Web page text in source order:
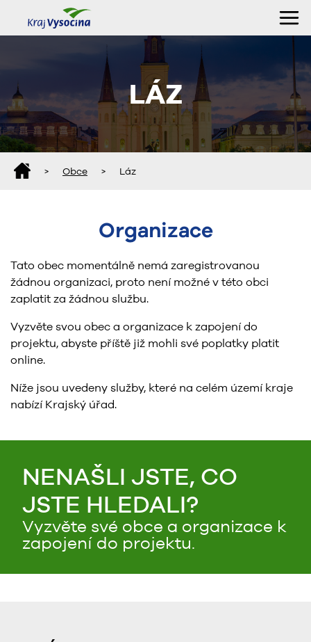
LÁZ
> Obce > Láz
Organizace
Tato obec momentálně nemá zaregistrovanou
žádnou organizaci, proto není možné v této obci
zaplatit za žádnou službu.
Vyzvěte svou obec a organizace k zapojení do
projektu, abyste příště již mohli své poplatky platit
online.
Níže jsou uvedeny služby, které na celém území kraje
nabízí Krajský úřad.
NENAŠLI JSTE, CO
JSTE HLEDALI?
Vyzvěte své obce a organizace k
zapojení do projektu.